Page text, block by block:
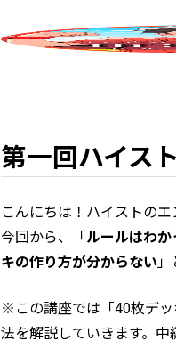
第一回ハイス
こんにちは！ハイストのエ
今回から、「ルールはわ
キの作り方が分からない」
※この講座では「40枚デ
法を解説していきます。